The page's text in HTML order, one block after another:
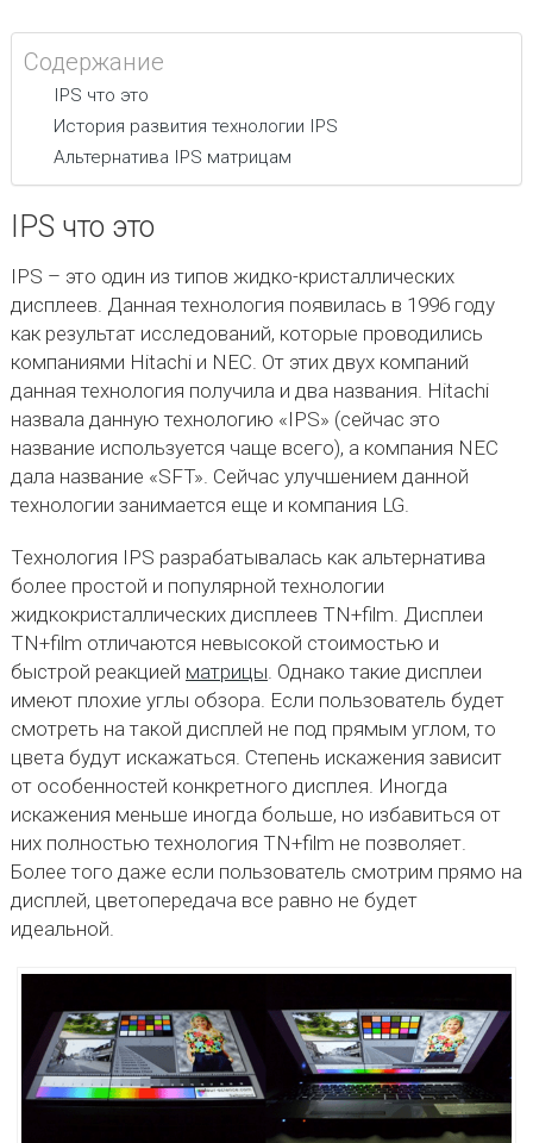
Содержание
IPS что это
История развития технологии IPS
Альтернатива IPS матрицам
IPS что это
IPS – это один из типов жидко-кристаллических
дисплеев. Данная технология появилась в 1996 году
как результат исследований, которые проводились
компаниями Hitachi и NEC. От этих двух компаний
данная технология получила и два названия. Hitachi
назвала данную технологию «IPS» (сейчас это
название используется чаще всего), а компания NEC
дала название «SFT». Сейчас улучшением данной
технологии занимается еще и компания LG.
Технология IPS разрабатывалась как альтернатива
более простой и популярной технологии
жидкокристаллических дисплеев TN+film. Дисплеи
TN+film отличаются невысокой стоимостью и
быстрой реакцией матрицы. Однако такие дисплеи
имеют плохие углы обзора. Если пользователь будет
смотреть на такой дисплей не под прямым углом, то
цвета будут искажаться. Степень искажения зависит
от особенностей конкретного дисплея. Иногда
искажения меньше иногда больше, но избавиться от
них полностью технология TN+film не позволяет.
Более того даже если пользователь смотрим прямо на
дисплей, цветопередача все равно не будет
идеальной.